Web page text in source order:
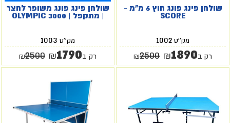
שולחן פינג פונג חוץ 6 מ"מ -
SCORE
מק''ט 1002
רק ב ₪1890
₪2500
שולחן פינג פונג משופר לחצר
| מתקפל | OLYMPIC 3000
מק''ט 1003
רק ב ₪1790
₪2500